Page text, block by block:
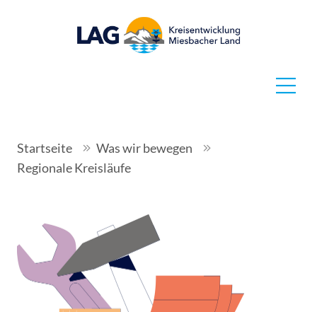
Startseite
Was wir bewegen
Regionale Kreisläufe